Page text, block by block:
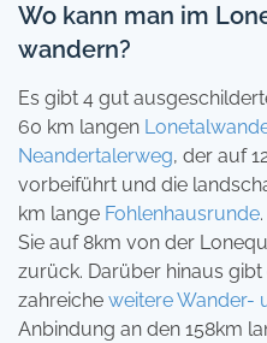
Wo kann man im
wandern?
Es gibt 4 gut
60 km langen
Neandertalerweg, der auf
vorbeiführt und die
km lange Fohlenhausrunde
Sie auf 8km von der
zurück. Darüber hinaus
zahreiche weitere Wander-
Anbindung an den 158km